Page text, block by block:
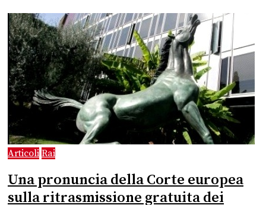
Articoli Rai
Una pronuncia della Corte europea
sulla ritrasmissione gratuita dei